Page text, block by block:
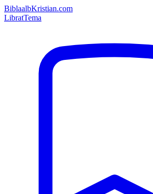
BiblaalbKristian.com
LibratTema